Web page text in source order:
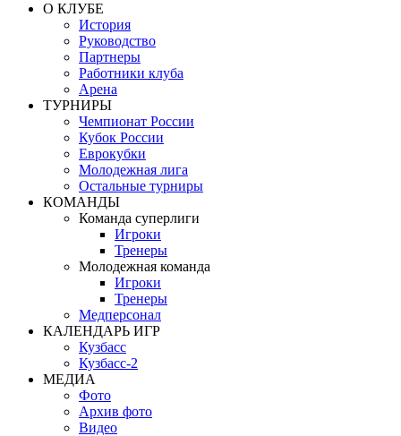
О КЛУБЕ
История
Руководство
Партнеры
Работники клуба
Арена
ТУРНИРЫ
Чемпионат России
Кубок России
Еврокубки
Молодежная лига
Остальные турниры
КОМАНДЫ
Команда суперлиги
Игроки
Тренеры
Молодежная команда
Игроки
Тренеры
Медперсонал
КАЛЕНДАРЬ ИГР
Кузбасс
Кузбасс-2
МЕДИА
Фото
Архив фото
Видео